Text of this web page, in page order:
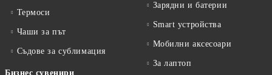
Термоси
Чаши за път
Съдове за сублимация
Бизнес сувенири
Зарядни и батерии
Smart устройства
Мобилни аксесоари
За лаптоп